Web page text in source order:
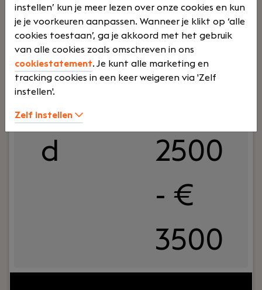
Junior salarisadministrateur
Dijkland Administratie
Haaften
Voltij
d
2500
- €
3500
instellen’ kun je meer lezen over onze cookies en kun
je je voorkeuren aanpassen. Wanneer je klikt op ‘alle
cookies toestaan’, ga je akkoord met het gebruik
van alle cookies zoals omschreven in ons
cookiestatement. Je kunt alle marketing en
tracking cookies in een keer weigeren via 'Zelf
instellen'.
Zelf instellen